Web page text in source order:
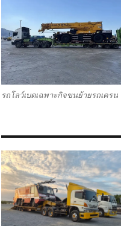
รถโลว์เบดเฉพาะกิจขนย้ายรถเครน